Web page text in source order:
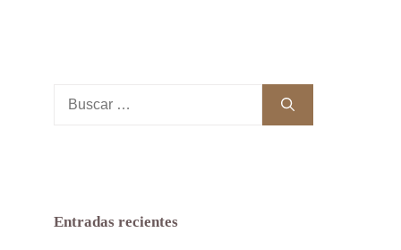
Entradas recientes